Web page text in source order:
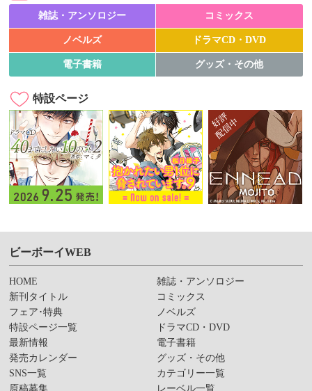
雑誌・アンソロジー コミックス
ノベルズ ドラマCD・DVD
電子書籍 グッズ・その他
特設ページ
ビーボーイWEB
HOME
新刊タイトル
フェア･特典
特設ページ一覧
最新情報
発売カレンダー
SNS一覧
原稿募集
雑誌・アンソロジー
コミックス
ノベルズ
ドラマCD・DVD
電子書籍
グッズ・その他
カテゴリー一覧
レーベル一覧